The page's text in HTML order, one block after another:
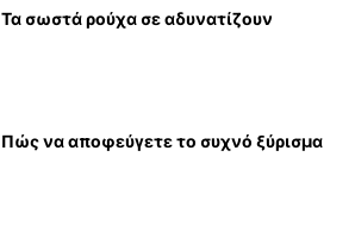
Τα σωστά ρούχα σε αδυνατίζουν
Πώς να αποφεύγετε το συχνό ξύρισμα